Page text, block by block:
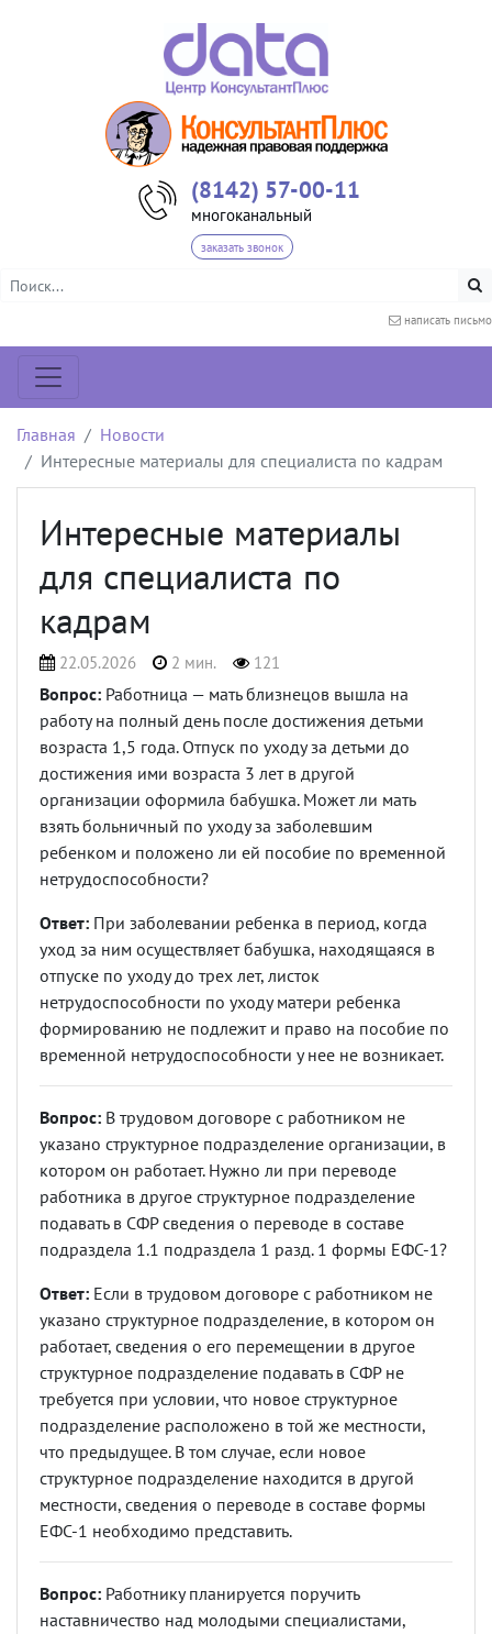
(8142) 57-00-11
многоканальный
заказать звонок
написать письмо
Главная
Новости
Интересные материалы для специалиста по кадрам
Интересные материалы
для специалиста по
кадрам
22.05.2026 2 мин. 121
Вопрос: Работница — мать близнецов вышла на
работу на полный день после достижения детьми
возраста 1,5 года. Отпуск по уходу за детьми до
достижения ими возраста 3 лет в другой
организации оформила бабушка. Может ли мать
взять больничный по уходу за заболевшим
ребенком и положено ли ей пособие по временной
нетрудоспособности?
Ответ: При заболевании ребенка в период, когда
уход за ним осуществляет бабушка, находящаяся в
отпуске по уходу до трех лет, листок
нетрудоспособности по уходу матери ребенка
формированию не подлежит и право на пособие по
временной нетрудоспособности у нее не возникает.
Вопрос: В трудовом договоре с работником не
указано структурное подразделение организации, в
котором он работает. Нужно ли при переводе
работника в другое структурное подразделение
подавать в СФР сведения о переводе в составе
подраздела 1.1 подраздела 1 разд. 1 формы ЕФС-1?
Ответ: Если в трудовом договоре с работником не
указано структурное подразделение, в котором он
работает, сведения о его перемещении в другое
структурное подразделение подавать в СФР не
требуется при условии, что новое структурное
подразделение расположено в той же местности,
что предыдущее. В том случае, если новое
структурное подразделение находится в другой
местности, сведения о переводе в составе формы
ЕФС-1 необходимо представить.
Вопрос: Работнику планируется поручить
наставничество над молодыми специалистами,